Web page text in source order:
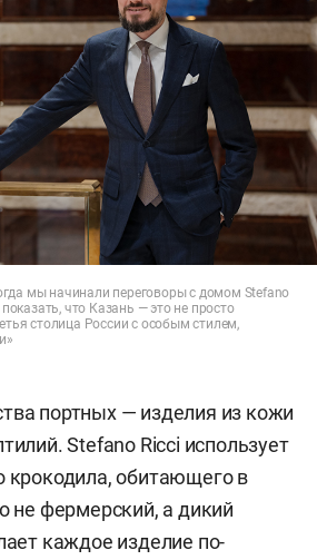
мы начинали переговоры с домом Stefano
что Казань — это не просто
столица России с особым стилем,
портных — изделия из кожи
Stefano Ricci использует
крокодила, обитающего в
не фермерский, а дикий
каждое изделие по-